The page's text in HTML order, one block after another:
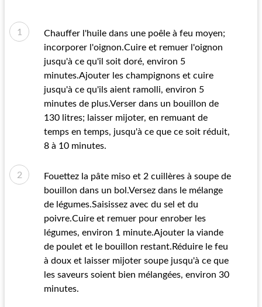
Chauffer l'huile dans une poêle à feu moyen;
incorporer l'oignon.Cuire et remuer l'oignon
jusqu'à ce qu'il soit doré, environ 5
minutes.Ajouter les champignons et cuire
jusqu'à ce qu'ils aient ramolli, environ 5
minutes de plus.Verser dans un bouillon de
130 litres; laisser mijoter, en remuant de
temps en temps, jusqu'à ce que ce soit réduit,
8 à 10 minutes.
Fouettez la pâte miso et 2 cuillères à soupe de
bouillon dans un bol.Versez dans le mélange
de légumes.Saisissez avec du sel et du
poivre.Cuire et remuer pour enrober les
légumes, environ 1 minute.Ajouter la viande
de poulet et le bouillon restant.Réduire le feu
à doux et laisser mijoter soupe jusqu'à ce que
les saveurs soient bien mélangées, environ 30
minutes.